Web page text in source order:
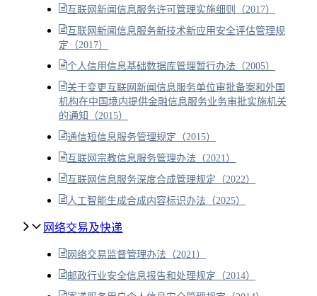
互联网新闻信息服务许可管理实施细则（2017）
互联网新闻信息服务新技术新应用安全评估管理规
定（2017）
个人信用信息基础数据库管理暂行办法（2005）
关于变更互联网新闻信息服务单位审批备案和外国
机构在中国境内提供金融信息服务业务审批实施机关
的通知（2015）
通信短信息服务管理规定（2015）
互联网宗教信息服务管理办法（2021）
互联网信息服务深度合成管理规定（2022）
人工智能生成合成内容标识办法（2025）
网络交易及快递
网络交易监督管理办法（2021）
邮政行业安全信息报告和处理规定（2014）